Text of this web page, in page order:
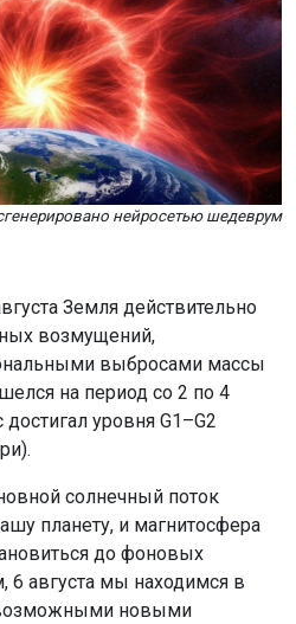
нейросетью шедеврум
Земля действительно
возмущений,
выбросами массы
на период со 2 по 4
уровня G1–G2
солнечный поток
планету, и магнитосфера
до фоновых
6 августа мы находимся в
новыми